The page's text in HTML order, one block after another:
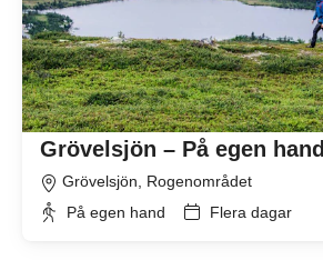
Grövelsjön – På egen hand
Grövelsjön, Rogenområdet
På egen hand
Flera dagar